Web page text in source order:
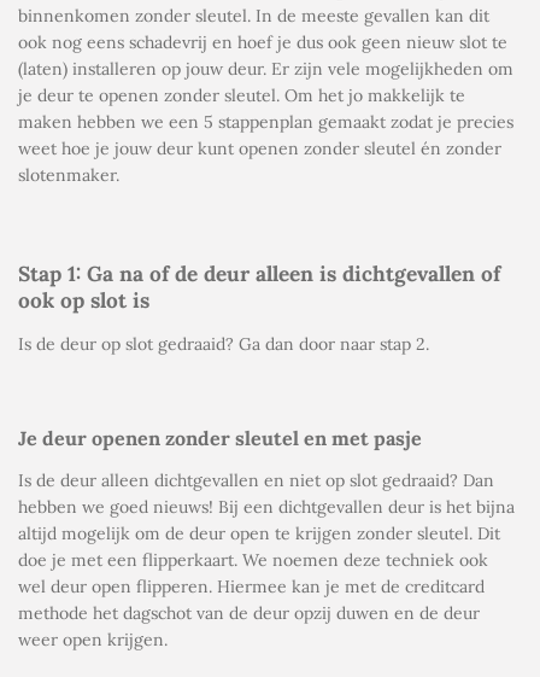
binnenkomen zonder sleutel. In de meeste gevallen kan dit
ook nog eens schadevrij en hoef je dus ook geen nieuw slot te
(laten) installeren op jouw deur. Er zijn vele mogelijkheden om
je deur te openen zonder sleutel. Om het jo makkelijk te
maken hebben we een 5 stappenplan gemaakt zodat je precies
weet hoe je jouw deur kunt openen zonder sleutel én zonder
slotenmaker.
Stap 1: Ga na of de deur alleen is dichtgevallen of
ook op slot is
Is de deur op slot gedraaid? Ga dan door naar stap 2.
Je deur openen zonder sleutel en met pasje
Is de deur alleen dichtgevallen en niet op slot gedraaid? Dan
hebben we goed nieuws! Bij een dichtgevallen deur is het bijna
altijd mogelijk om de deur open te krijgen zonder sleutel. Dit
doe je met een flipperkaart. We noemen deze techniek ook
wel deur open flipperen. Hiermee kan je met de creditcard
methode het dagschot van de deur opzij duwen en de deur
weer open krijgen.